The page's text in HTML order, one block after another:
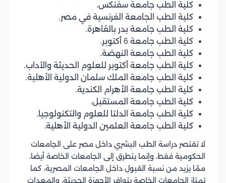
كلية الطب جامعة سفنكس.
كلية الطب الجامعة الفرنسية في مصر.
كلية الطب جامعة بدر بالقاهرة.
كلية الطب جامعة 6 أكتوبر.
كلية الطب جامعة النهضة.
كلية الطب جامعة أكتوبر للعلوم الحديثة والآداب.
كلية الطب جامعة الملك سلمان الدولية الأهلية.
كلية الطب جامعة الأهرام الكندية.
كلية الطب جامعة المستقبل.
كلية الطب جامعة الدلتا للعلوم والتكنولوجيا.
كلية الطب جامعة العلمين الدولية الأهلية.
لا تقتصر دراسة الطب البشري داخل مصر على الجامعات
الحكومية فقط، وإنما يتطرق إلى الجامعات الخاصة أيضا،
ممّا يزيد من نسبة القبول داخل الجامعات المصرية، كما
تمتاز الجامعات الخاصة بتوافر الأجهزة الحديثة، والمعدات